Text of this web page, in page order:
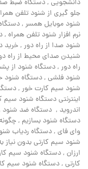
دانشجویی , دستگاه ضبط
جلو گیری از شنود تلفن
شنود موبایل همسر ,
نرم افزار شنود تلفن
شنود صدا از راه دور , خرید
شنیدن صدای محیط از راه
راه دور , دستگاه شنود از
شنود فلشی , دستگاه شنود
اینترنتی دستگاه شنود
اندروید , دستگاه ضد شنود ,
دستگاه شنود بسازیم ,
وای فای , دستگاه ردیاب
شنود سیم کارتی بدون نیاز
ارزان , دستگاه شنود سیم